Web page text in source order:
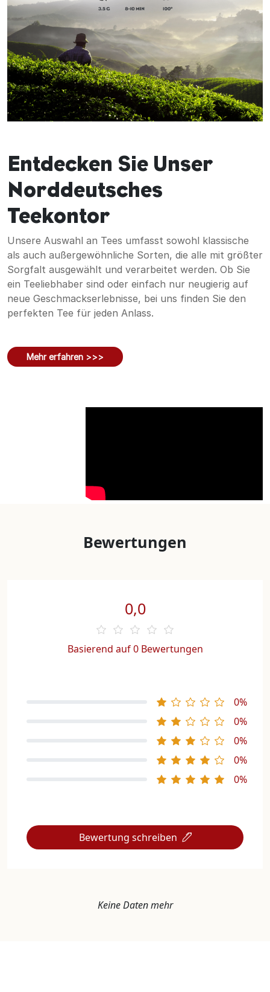
Entdecken Sie Unser
Norddeutsches
Teekontor
Unsere Auswahl an Tees umfasst sowohl klassische
als auch außergewöhnliche Sorten, die alle mit größter
Sorgfalt ausgewählt und verarbeitet werden. Ob Sie
ein Teeliebhaber sind oder einfach nur neugierig auf
neue Geschmackserlebnisse, bei uns finden Sie den
perfekten Tee für jeden Anlass.
Mehr erfahren >>>
Bewertungen
0,0
Basierend auf 0 Bewertungen
0%
0%
0%
0%
0%
Bewertung schreiben
Keine Daten mehr